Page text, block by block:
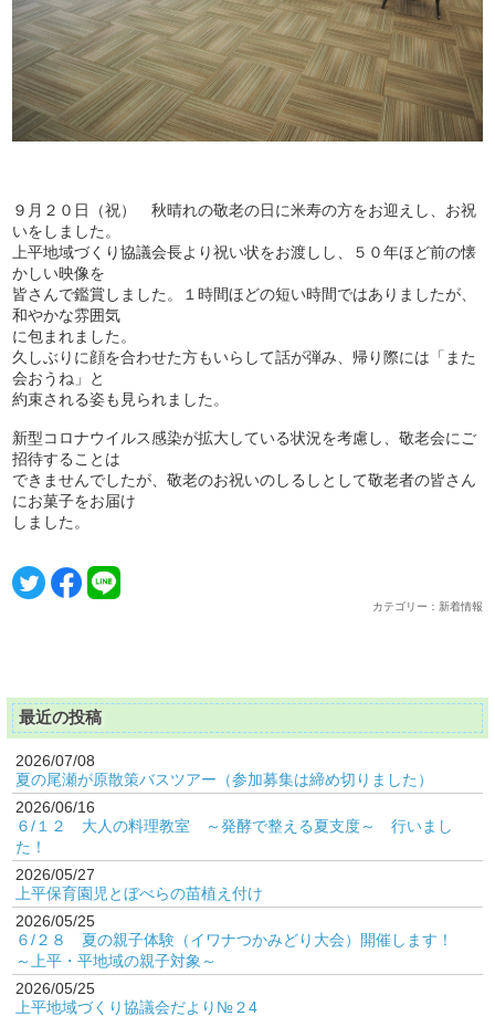
９月２０日（祝） 秋晴れの敬老の日に米寿の方をお迎えし、お祝
いをしました。
上平地域づくり協議会長より祝い状をお渡しし、５０年ほど前の懐
かしい映像を
皆さんで鑑賞しました。１時間ほどの短い時間ではありましたが、
和やかな雰囲気
に包まれました。
久しぶりに顔を合わせた方もいらして話が弾み、帰り際には「また
会おうね」と
約束される姿も見られました。
新型コロナウイルス感染が拡大している状況を考慮し、敬老会にご
招待することは
できませんでしたが、敬老のお祝いのしるしとして敬老者の皆さん
にお菓子をお届け
しました。
カテゴリー：新着情報
最近の投稿
2026/07/08
夏の尾瀬が原散策バスツアー（参加募集は締め切りました）
2026/06/16
６/１２ 大人の料理教室 ～発酵で整える夏支度～ 行いまし
た！
2026/05/27
上平保育園児とぼべらの苗植え付け
2026/05/25
６/２８ 夏の親子体験（イワナつかみどり大会）開催します！
～上平・平地域の親子対象～
2026/05/25
上平地域づくり協議会だより№２4